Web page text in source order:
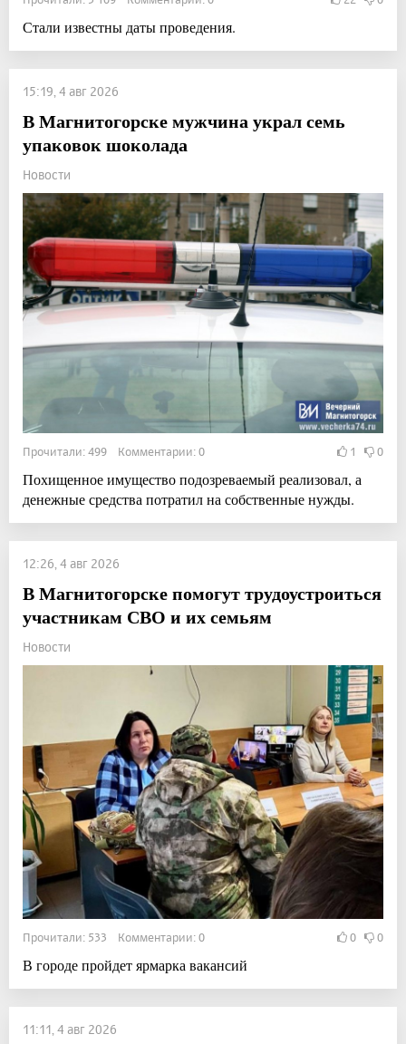
Стали известны даты проведения.
15:19, 4 авг 2026
В Магнитогорске мужчина украл семь
упаковок шоколада
Новости
Прочитали: 499 Комментарии: 0 1 0
Похищенное имущество подозреваемый реализовал, а
денежные средства потратил на собственные нужды.
12:26, 4 авг 2026
В Магнитогорске помогут трудоустроиться
участникам СВО и их семьям
Новости
Прочитали: 533 Комментарии: 0 0 0
В городе пройдет ярмарка вакансий
11:11, 4 авг 2026